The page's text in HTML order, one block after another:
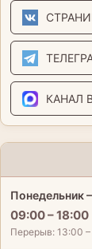
КАНАЛ
Понедельник
09:00 – 18:00
Перерыв: 13:00